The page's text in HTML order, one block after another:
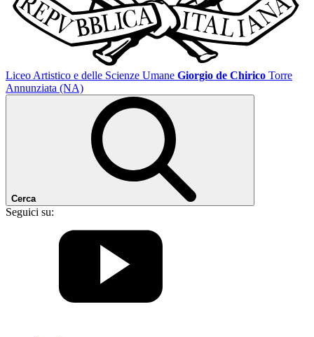
Liceo Artistico e delle Scienze Umane Giorgio de Chirico Torre
Annunziata (NA)
Cerca
Seguici su: